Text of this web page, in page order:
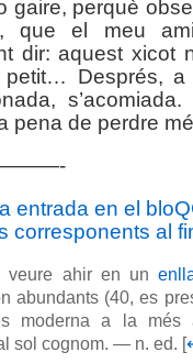
gaire, perquè
que el meu
dir: aquest xicot
petit… Després,
pena de perdre
entrada en el
corresponents al
veure ahir en un
abundants (40, es
moderna a la més
sol cognom. — n. ed. [